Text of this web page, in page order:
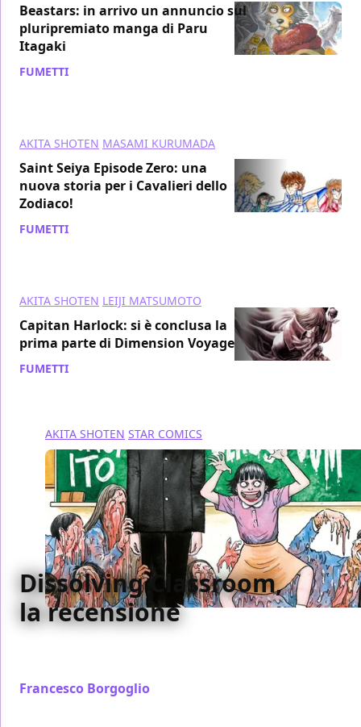
Beastars: in arrivo un annuncio sul
pluripremiato manga di Paru
Itagaki
FUMETTI
AKITA SHOTEN MASAMI KURUMADA
Saint Seiya Episode Zero: una
nuova storia per i Cavalieri dello
Zodiaco!
FUMETTI
AKITA SHOTEN LEIJI MATSUMOTO
Capitan Harlock: si è conclusa la
prima parte di Dimension Voyage
FUMETTI
AKITA SHOTEN STAR COMICS
Dissolving Classroom,
la recensione
Francesco Borgoglio